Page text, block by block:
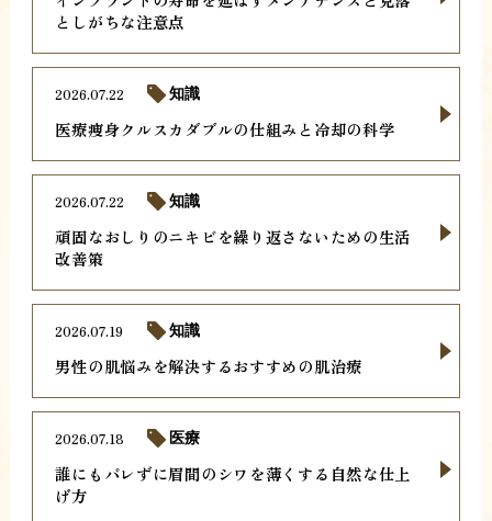
としがちな注意点
医療痩身クルスカダブルの仕組みと冷却の科学
2026.07.22 知識
頑固なおしりのニキビを繰り返さないための生活
改善策
2026.07.22 知識
男性の肌悩みを解決するおすすめの肌治療
2026.07.19 知識
誰にもバレずに眉間のシワを薄くする自然な仕上
げ方
2026.07.18 医療